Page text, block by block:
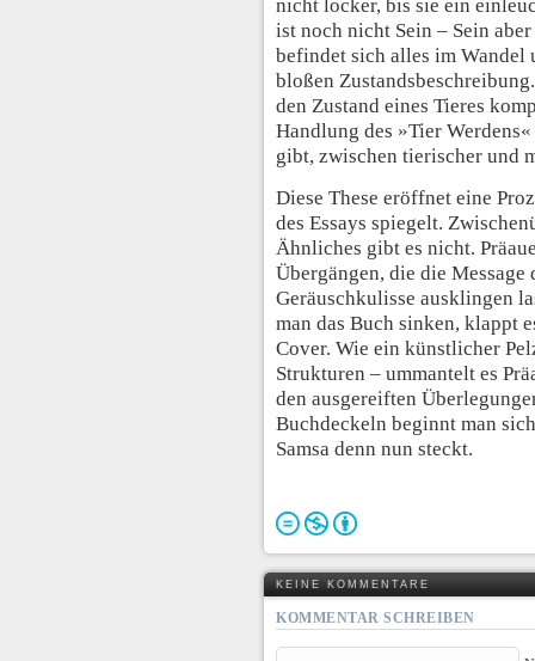
nicht locker, bis sie ein
ist noch nicht Sein – Sein
befindet sich alles im
bloßen
den Zustand eines Tieres
Handlung des »Tier
gibt, zwischen tierischer und
Diese These eröffnet eine
des Essays spiegelt.
Ähnliches gibt es nicht.
Übergängen, die die
Geräuschkulisse ausklingen
man das Buch sinken, klappt
Cover. Wie ein künstlicher
Strukturen – ummantelt es
den ausgereiften
Buchdeckeln beginnt man
Samsa denn nun steckt.
KEINE KOMMENTARE
KOMMENTAR SCHREIBEN